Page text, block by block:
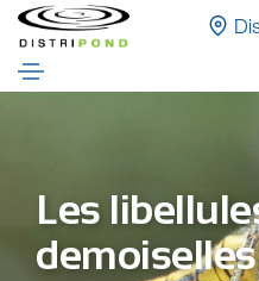
Les
demoiselles